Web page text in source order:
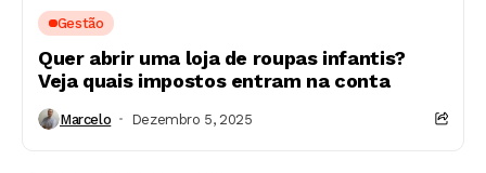
Gestão
Quer abrir uma loja de roupas infantis?
Veja quais impostos entram na conta
Marcelo Dezembro 5, 2025